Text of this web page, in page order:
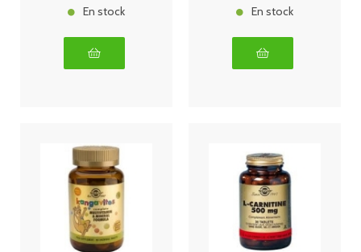
En stock En stock